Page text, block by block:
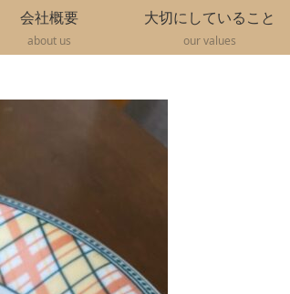
会社概要
about us
大切にしていること
our values